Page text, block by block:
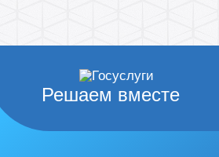
Решаем вместе